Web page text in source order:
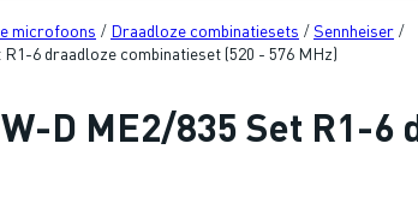
microfoons / Draadloze combinatiesets /Sennheiser /
6 draadloze combinatieset (520 - 576 MHz)
D ME2/835 Set R1-